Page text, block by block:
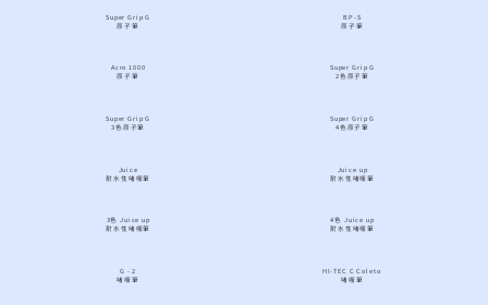
Super Grip G
原子筆
BP-S
原子筆
Acro 1000
原子筆
Super Grip G
2色原子筆
Super Grip G
3色原子筆
Super Grip G
4色原子筆
Juice
耐水性啫喱筆
Juice up
耐水性啫喱筆
3色 Juice up
耐水性啫喱筆
4色 Juice up
耐水性啫喱筆
G - 2
啫喱筆
HI-TEC C Coleto
啫喱筆